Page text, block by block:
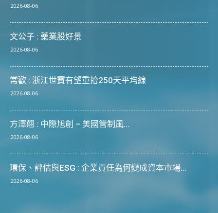
2026-08-06
文公子 : 藥業股好景
2026-08-06
常歡 : 浙江世寶有望重拾250天平均線
2026-08-06
方澤翹 : 中際旭創 – 美國管制風...
2026-08-06
環保、評估與ESG : 企業責任為何變成資本市場...
2026-08-06